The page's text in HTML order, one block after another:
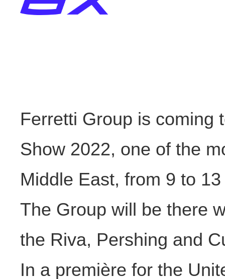
Ferretti Group is coming
Show 2022, one of the
Middle East, from 9 to
The Group will be there
the Riva, Pershing and
In a première for the